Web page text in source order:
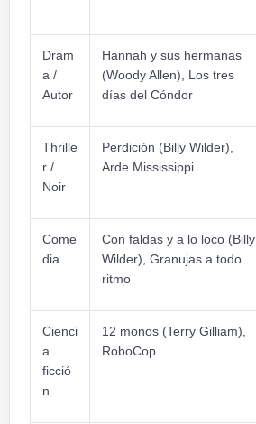
Dram
a /
Autor
Hannah y sus hermanas
(Woody Allen), Los tres
días del Cóndor
Thrille
r /
Noir
Perdición (Billy Wilder),
Arde Mississippi
Come
dia
Con faldas y a lo loco (Billy
Wilder), Granujas a todo
ritmo
Cienci
a
ficció
n
12 monos (Terry Gilliam),
RoboCop